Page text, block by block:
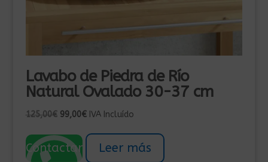
Lavabo de Piedra de Río
Natural Ovalado 30-37 cm
125,00€ El
original
era:
99,00€El
actual
IVA Incluído
Contactar Leer más